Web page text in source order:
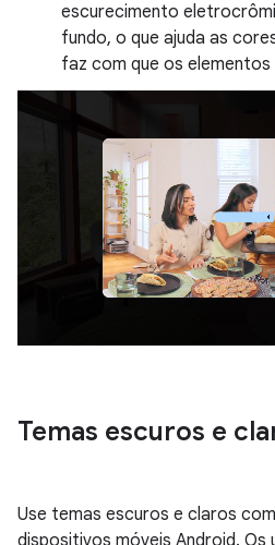
escurecimento
fundo, o que ajuda as
faz com que os
Temas escuros e
Use temas escuros e claros